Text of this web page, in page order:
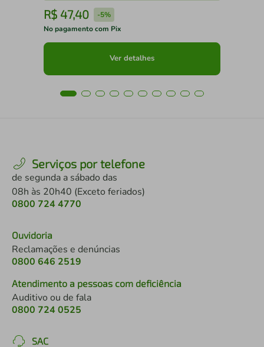
R$ 47,40 -5%
No pagamento com Pix
Ver detalhes
Serviços por telefone
de segunda a sábado das
08h às 20h40 (Exceto feriados)
0800 724 4770
Ouvidoria
Reclamações e denúncias
0800 646 2519
Atendimento a pessoas com deficiência
Auditivo ou de fala
0800 724 0525
SAC